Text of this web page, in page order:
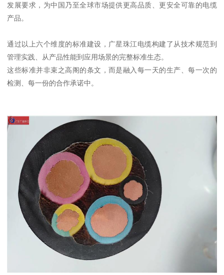
发展要求，为中国乃至全球市场提供更高品质、更安全可靠的电缆
产品。
通过以上六个维度的标准建设，广星珠江电缆构建了从技术规范到
管理实践、从产品性能到应用场景的完整标准生态。
这些标准并非束之高阁的条文，而是融入每一天的生产、每一次的
检测、每一份的合作承诺中。